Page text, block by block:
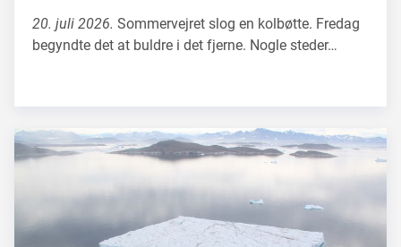
20. juli 2026. Sommervejret slog en kolbøtte. Fredag
begyndte det at buldre i det fjerne. Nogle steder…